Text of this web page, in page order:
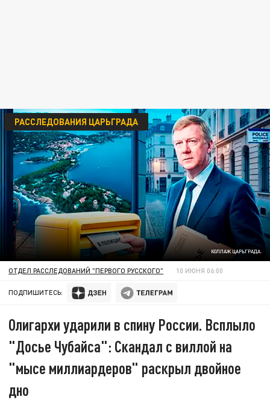
КОЛЛАЖ ЦАРЬГРАДА.
РАССЛЕДОВАНИЯ ЦАРЬГРАДА
ОТДЕЛ РАССЛЕДОВАНИЙ "ПЕРВОГО РУССКОГО" 10 ИЮНЯ 06:00
ПОДПИШИТЕСЬ:
Олигархи ударили в спину России. Всплыло
"Досье Чубайса": Скандал с виллой на
"мысе миллиардеров" раскрыл двойное
дно